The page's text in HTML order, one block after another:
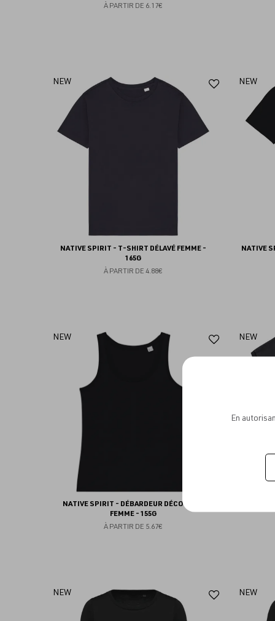
À PARTIR DE 6.17€
NEW
NATIVE SPIRIT - T-SHIRT DÉLAVÉ FEMME -
165G
À PARTIR DE 4.88€
Ajouter
favoris
NEW
NATIVE
NEW
NATIVE SPIRIT - DÉBARDEUR DÉCOLLETÉ
FEMME - 155G
À PARTIR DE 5.67€
Ajouter
aux
NEW
NEW
Ajouter
NEW
En